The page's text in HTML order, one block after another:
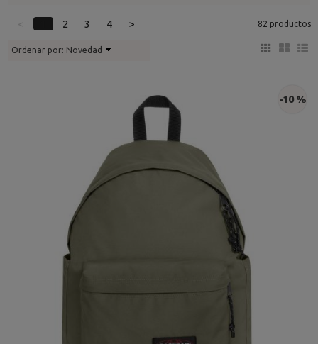
2 3 4 > 82 productos
Ordenar por: Novedad
-10 %